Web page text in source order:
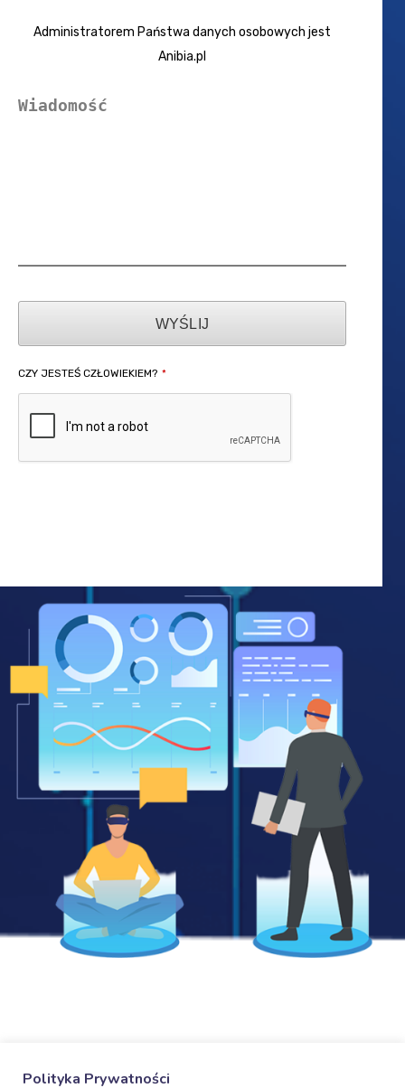
Administratorem Państwa danych osobowych jest
Anibia.pl
WYŚLIJ
CZY JESTEŚ CZŁOWIEKIEM? *
Polityka Prywatności